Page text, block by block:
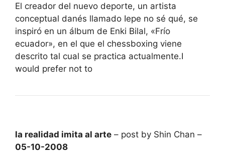
El creador del nuevo deporte, un artista
conceptual danés llamado Iepe no sé qué, se
inspiró en un álbum de Enki Bilal, «Frío
ecuador», en el que el chessboxing viene
descrito tal cual se practica actualmente.I
would prefer not to
la realidad imita al arte – post by Shin Chan –
05-10-2008